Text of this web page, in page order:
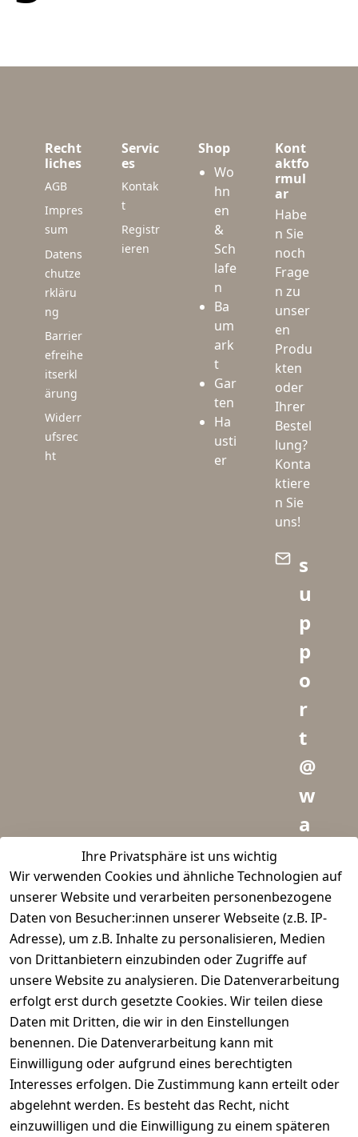
Ihre Privatsphäre ist uns wichtig
Wir verwenden Cookies und ähnliche Technologien auf
unserer Website und verarbeiten personenbezogene
Daten von Besucher:innen unserer Webseite (z.B. IP-
Adresse), um z.B. Inhalte zu personalisieren, Medien
von Drittanbietern einzubinden oder Zugriffe auf
unsere Website zu analysieren. Die Datenverarbeitung
erfolgt erst durch gesetzte Cookies. Wir teilen diese
Daten mit Dritten, die wir in den Einstellungen
benennen. Die Datenverarbeitung kann mit
Einwilligung oder aufgrund eines berechtigten
Interesses erfolgen. Die Zustimmung kann erteilt oder
abgelehnt werden. Es besteht das Recht, nicht
einzuwilligen und die Einwilligung zu einem späteren
Recht
liches
AGB
Impres
sum
Datens
chutze
rkläru
ng
Barrier
efreihe
itserkl
ärung
Widerr
ufsrec
ht
Servic
es
Kontak
t
Registr
ieren
Shop
Wo
hn
en
&
Sch
lafe
n
Ba
um
ark
t
Gar
ten
Ha
usti
er
Kont
aktfo
rmul
ar
Habe
n Sie
noch
Frage
n zu
unser
en
Produ
kten
oder
Ihrer
Bestel
lung?
Konta
ktiere
n Sie
uns!
s
u
p
p
o
r
t
@
w
a
d
m
e
i
s
r.